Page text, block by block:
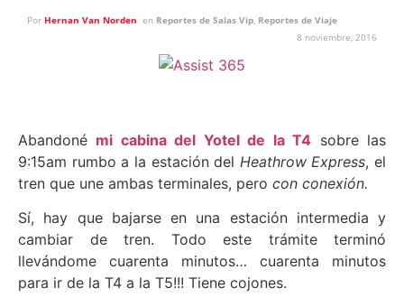
Por Hernan Van Norden en Reportes de Salas Vip, Reportes de Viaje
8 noviembre, 2016
Abandoné mi cabina del Yotel de la T4 sobre las
9:15am rumbo a la estación del Heathrow Express, el
tren que une ambas terminales, pero con conexión.
Sí, hay que bajarse en una estación intermedia y
cambiar de tren. Todo este trámite terminó
llevándome cuarenta minutos… cuarenta minutos
para ir de la T4 a la T5!!! Tiene cojones.